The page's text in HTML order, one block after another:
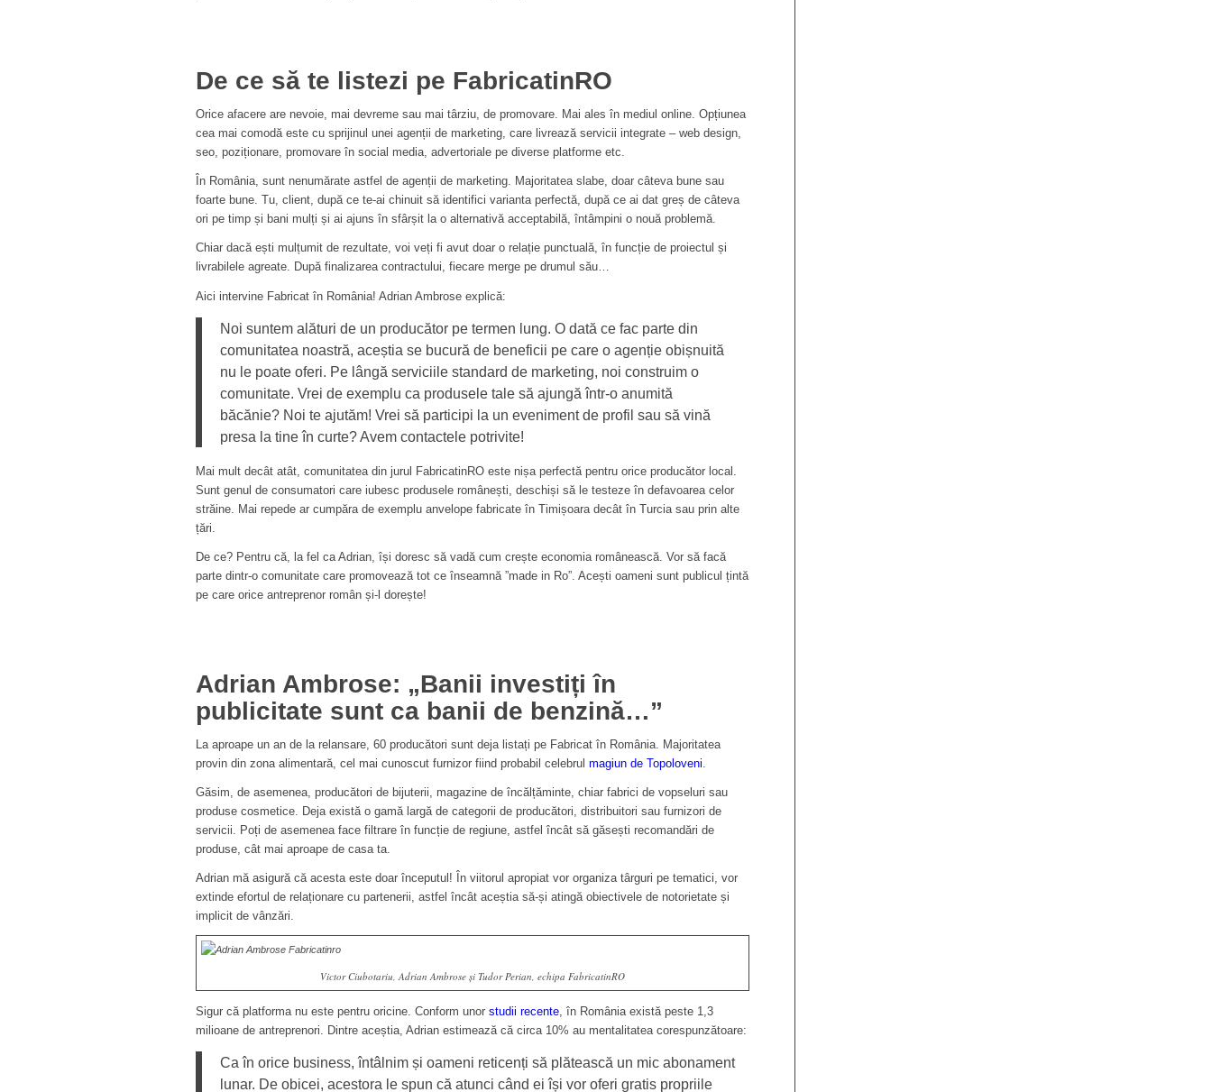
De ce să te listezi pe FabricatinRO
Orice afacere are nevoie, mai devreme sau mai târziu, de promovare. Mai ales în mediul online. Opțiunea
cea mai comodă este cu sprijinul unei agenții de marketing, care livrează servicii integrate – web design,
seo, poziționare, promovare în social media, advertoriale pe diverse platforme etc.
În România, sunt nenumărate astfel de agenții de marketing. Majoritatea slabe, doar câteva bune sau
foarte bune. Tu, client, după ce te-ai chinuit să identifici varianta perfectă, după ce ai dat greș de câteva
ori pe timp și bani mulți și ai ajuns în sfârșit la o alternativă acceptabilă, întâmpini o nouă problemă.
Chiar dacă ești mulțumit de rezultate, voi veți fi avut doar o relație punctuală, în funcție de proiectul și
livrabilele agreate. După finalizarea contractului, fiecare merge pe drumul său…
Aici intervine Fabricat în România! Adrian Ambrose explică:
Noi suntem alături de un producător pe termen lung. O dată ce fac parte din
comunitatea noastră, aceștia se bucură de beneficii pe care o agenție obișnuită
nu le poate oferi. Pe lângă serviciile standard de marketing, noi construim o
comunitate. Vrei de exemplu ca produsele tale să ajungă într-o anumită
băcănie? Noi te ajutăm! Vrei să participi la un eveniment de profil sau să vină
presa la tine în curte? Avem contactele potrivite!
Mai mult decât atât, comunitatea din jurul FabricatinRO este nișa perfectă pentru orice producător local.
Sunt genul de consumatori care iubesc produsele românești, deschiși să le testeze în defavoarea celor
străine. Mai repede ar cumpăra de exemplu anvelope fabricate în Timișoara decât în Turcia sau prin alte
țări.
De ce? Pentru că, la fel ca Adrian, își doresc să vadă cum crește economia românească. Vor să facă
parte dintr-o comunitate care promovează tot ce înseamnă ”made in Ro”. Acești oameni sunt publicul țintă
pe care orice antreprenor român și-l dorește!
Adrian Ambrose: „Banii investiți în
publicitate sunt ca banii de benzină…”
La aproape un an de la relansare, 60 producători sunt deja listați pe Fabricat în România. Majoritatea
provin din zona alimentară, cel mai cunoscut furnizor fiind probabil celebrul magiun de Topoloveni.
Găsim, de asemenea, producători de bijuterii, magazine de încălțăminte, chiar fabrici de vopseluri sau
produse cosmetice. Deja există o gamă largă de categorii de producători, distribuitori sau furnizori de
servicii. Poți de asemenea face filtrare în funcție de regiune, astfel încât să găsești recomandări de
produse, cât mai aproape de casa ta.
Adrian mă asigură că acesta este doar începutul! În viitorul apropiat vor organiza târguri pe tematici, vor
extinde efortul de relaționare cu partenerii, astfel încât aceștia să-și atingă obiectivele de notorietate și
implicit de vânzări.
Victor Ciubotariu, Adrian Ambrose și Tudor Perian, echipa FabricatinRO
Sigur că platforma nu este pentru oricine. Conform unor studii recente , în România există peste 1,3
milioane de antreprenori. Dintre aceștia, Adrian estimează că circa 10% au mentalitatea corespunzătoare:
Ca în orice business, întâlnim și oameni reticenți să plătească un mic abonament
lunar. De obicei, acestora le spun că atunci când ei își vor oferi gratis propriile